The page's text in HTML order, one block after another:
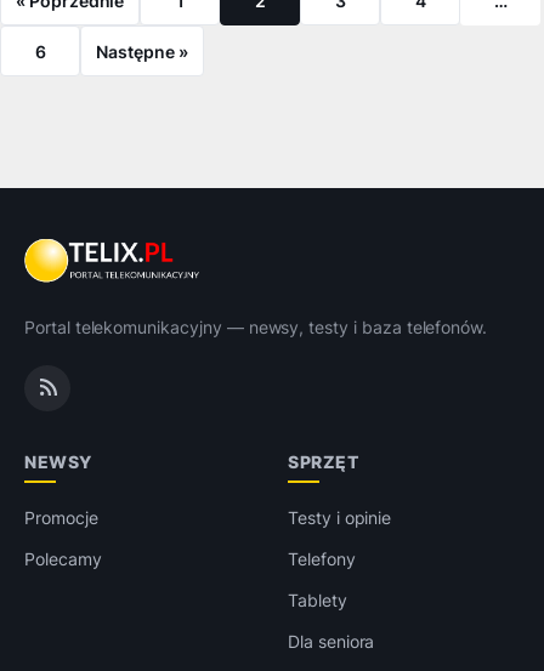
6 Następne »
Portal telekomunikacyjny — newsy, testy i baza telefonów.
NEWSY
Promocje
Polecamy
SPRZĘT
Testy i opinie
Telefony
Tablety
Dla seniora